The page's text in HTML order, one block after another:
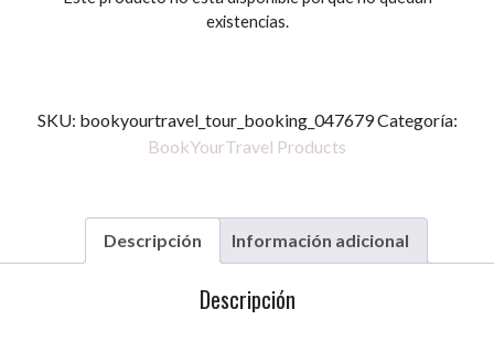
existencias.
SKU: bookyourtravel_tour_booking_047679Categoría:
BookYourTravel Products
Descripción Información adicional
Descripción